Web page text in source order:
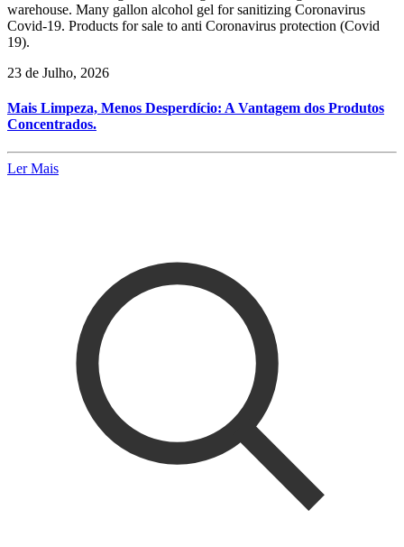
warehouse. Many gallon alcohol gel for sanitizing Coronavirus
Covid-19. Products for sale to anti Coronavirus protection (Covid
19).
23 de Julho, 2026
Mais Limpeza, Menos Desperdício: A Vantagem dos Produtos
Concentrados.
Ler Mais